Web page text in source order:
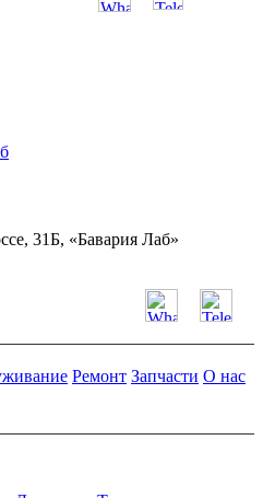
31Б, «Бавария Лаб»
Ремонт Запчасти О нас